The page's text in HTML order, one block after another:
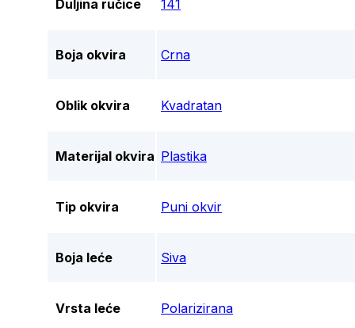
Duljina ručice 141
Boja okvira Crna
Oblik okvira Kvadratan
Materijal okvira Plastika
Tip okvira Puni okvir
Boja leće Siva
Vrsta leće Polarizirana